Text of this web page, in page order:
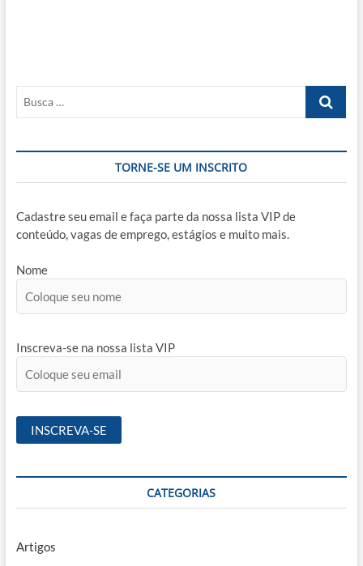
Busca
TORNE-SE UM INSCRITO
Cadastre seu email e faça parte da nossa lista VIP de
conteúdo, vagas de emprego, estágios e muito mais.
Nome
Inscreva-se na nossa lista VIP
CATEGORIAS
Artigos